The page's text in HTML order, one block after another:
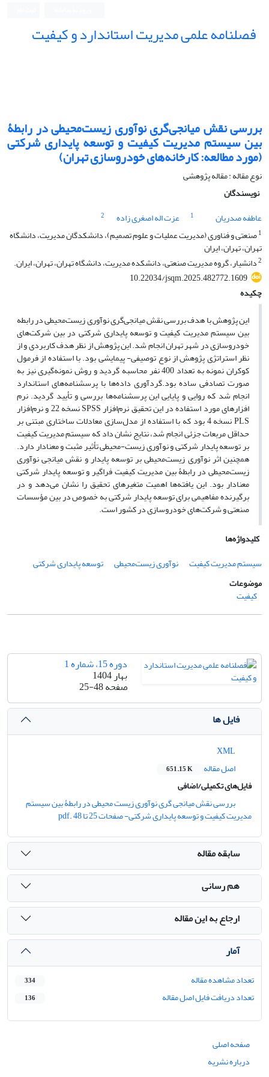
فصلنامه علمی مدیریت استاندارد و کیفیت
بررسی نقش میانجی‌گری نوآوری زیست‌محیطی در رابطۀ
بین سیستم مدیریت کیفیت و توسعه پایداری شرکتی
(مورد مطالعه: کارخانه‌های خودروسازی تهران)
نوع مقاله : مقاله پژوهشی
نویسندگان
عاطفه صدریان
1 عزت اله اصغری زاده
2
1صنعتی و فناوری (مدیریت عملیات و علوم تصمیم)، دانشکدگان مدیریت، دانشگاه
تهران، تهران، ایران
2دانشیار، گروه مدیریت صنعتی، دانشکده مدیریت، دانشگاه تهران، تهران، ایران.
10.22034/jsqm.2025.482772.1609
چکیده
این پژوهش با هدف بررسی نقش میانجی‌گری نوآوری زیست‌محیطی در رابطه
بین سیستم مدیریت کیفیت و توسعه پایداری شرکتی در بین شرکت‌های
خودروسازی در شهر تهران انجام شد. این پژوهش از نظر هدف کاربردی و از
نظر استراتژی پژوهش از نوع توصیفی- پیمایشی بود. با استفاده از فرمول
کوکران نمونه به تعداد 400 نفر محاسبه گردید و روش نمونه‌گیری نیز به
صورت تصادفی ساده بود.گردآوری داده‌ها با پرسشنامه‌های استاندارد
انجام شد که روایی و پایایی این پرسشنامه‌ها بررسی و تأیید گردید. نرم
افزار‌های مورد استفاده در این تحقیق نرم‌افزار SPSS نسخه 22 و نرم‌افزار
PLS نسخه 4 بود که با استفاده از مدل‌سازی معادلات ساختاری مبتنی بر
حداقل مربعات جزئی انجام شد، نتایج نشان داد که سیستم مدیریت کیفیت
بر توسعه پایدار شرکتی و نوآوری زیست-محیطی تأثیر مثبت و معنادار دارد.
همچنین اثر نوآوری زیست‌محیطی بر توسعه پایدار و نقش میانجی نوآوری
زیست‌محیطی در رابطۀ بین مدیریت کیفیت فراگیر و توسعه پایدار شرکتی
معنادار بود. این یافته‌ها اهمیت متغیر‌های تحقیق را نشان می‌دهد و در
برگیرنده مفاهیمی برای توسعه پایدار شرکتی به خصوص در بین مؤسسات
صنعتی و شرکت‌های خودروسازی در کشور است.
کلیدواژه‌ها
سیستم مدیریت کیفیت
نوآوری زیست‌محیطی
توسعه پایداری شرکتی
موضوعات
کیفیت
دوره 15، شماره 1
بهار 1404
صفحه25-48
فایل ها
اصل مقاله
651.15 K
فایل‌های تکمیلی/اضافی
بررسی نقش میانجی گری نوآوری زیست محیطی در رابطۀ بین سیستم
مدیریت کیفیت و توسعه پایداری شرکتی- صفحات 25 تا 48 .pdf
سابقه مقاله
هم رسانی
ارجاع به این مقاله
آمار
تعداد مشاهده مقاله 334
تعداد دریافت فایل اصل مقاله 136
صفحه اصلی
درباره نشریه